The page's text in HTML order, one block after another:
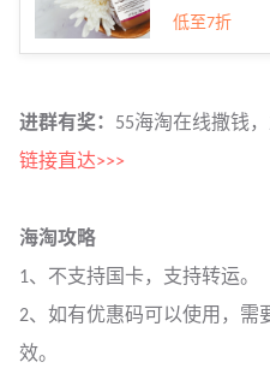
低至7折
进群有奖： 55海淘在线撒钱
链接直达>>>
海淘攻略
1、不支持国卡，支持转运。
2、如有优惠码可以使用，需
效。